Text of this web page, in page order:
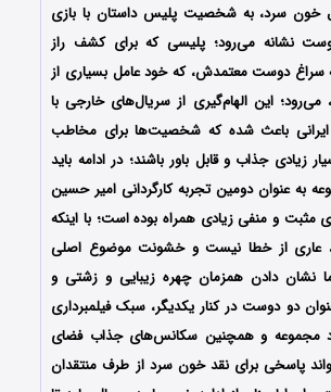
خون سرد، به شخصیت پلیس داستان با بازی
نشانه می‌رود؛ پلیسی که برای کشف راز
سراغ دوست معتمدش، که خود عامل بسیاری از
می‌رود؛ این الهام‌گیری از سریال‌های خارجی با
باعث شده که شخصیت‌ها برای مخاطب
زیادی جذاب و قابل باور باشند؛ در ادامه باید
به عنوان دومین تجربه کارگردانی امیر حسین
مثبت و منفی زیادی همراه بوده است؛ با اینکه
عاری از خطا نیست و خشونت موضوع اصلی
نشان دادن همزمان چهره زیبایی و زشتی و
دو دوست در کنار یکدیگر، سبک فیلمبرداری
مجموعه و همچنین سکانس‌های جذاب فضای
پاسخی برای نقد خون سرد از طرف منتقدان